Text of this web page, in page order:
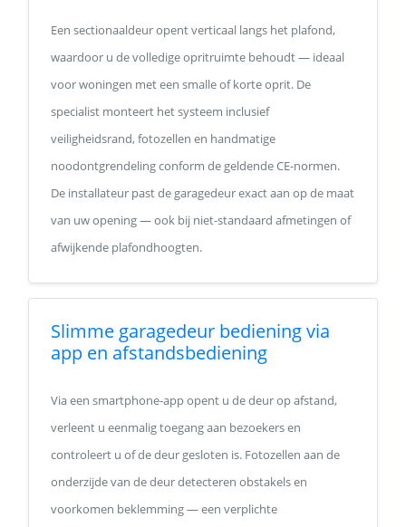
Een sectionaaldeur opent verticaal langs het plafond,
waardoor u de volledige opritruimte behoudt — ideaal
voor woningen met een smalle of korte oprit. De
specialist monteert het systeem inclusief
veiligheidsrand, fotozellen en handmatige
noodontgrendeling conform de geldende CE-normen.
De installateur past de garagedeur exact aan op de maat
van uw opening — ook bij niet-standaard afmetingen of
afwijkende plafondhoogten.
Slimme garagedeur bediening via
app en afstandsbediening
Via een smartphone-app opent u de deur op afstand,
verleent u eenmalig toegang aan bezoekers en
controleert u of de deur gesloten is. Fotozellen aan de
onderzijde van de deur detecteren obstakels en
voorkomen beklemming — een verplichte